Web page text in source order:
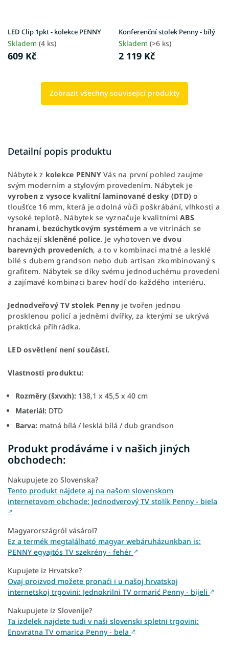
LED Clip 1pkt - kolekce PENNY
Skladem (4 ks)
609 Kč
Konferenční stolek Penny - bílý
Skladem (>6 ks)
2 119 Kč
Zobrazit všechny související produkty
Detailní popis produktu
Nábytek z kolekce PENNYVás na první pohled zaujme
svým moderním a stylovým provedením. Nábytek je
vyroben z vysoce kvalitní laminované desky (DTD) o
tloušťce 16 mm, která je odolná vůči poškrábání, vlhkosti a
vysoké teplotě. Nábytek se vyznačuje kvalitními ABS
hranami, bezúchytkovým systémem a ve vitrínách se
nacházejí skleněné police. Je vyhotoven ve dvou
barevných provedeních, a to v kombinaci matné a lesklé
bílé s dubem grandson nebo dub artisan zkombinovaný s
grafitem. Nábytek se díky svému jednoduchému provedení
a zajímavé kombinaci barev hodí do každého interiéru.
Jednodveřový TV stolek Penny je tvořen jednou
prosklenou policí a jedněmi dvířky, za kterými se ukrývá
praktická přihrádka.
LED osvětlení není součástí.
Vlastnosti produktu:
Rozměry (šxvxh): 138,1 x 45,5 x 40 cm
Materiál: DTD
Barva: matná bílá / lesklá bílá / dub grandson
Produkt prodáváme i v našich jiných
obchodech:
Nakupujete zo Slovenska?
Tento produkt nájdete aj na našom slovenskom
internetovom obchode: Jednodverový TV stolík Penny - biela
↗
Magyarországról vásárol?
Ez a termék megtalálható magyar webáruházunkban is:
PENNY egyajtós TV szekrény - fehér ↗
Kupujete iz Hrvatske?
Ovaj proizvod možete pronaći i u našoj hrvatskoj
internetskoj trgovini: Jednokrilni TV ormarić Penny - bijeli ↗
Nakupujete iz Slovenije?
Ta izdelek najdete tudi v naši slovenski spletni trgovini:
Enovratna TV omarica Penny - bela ↗